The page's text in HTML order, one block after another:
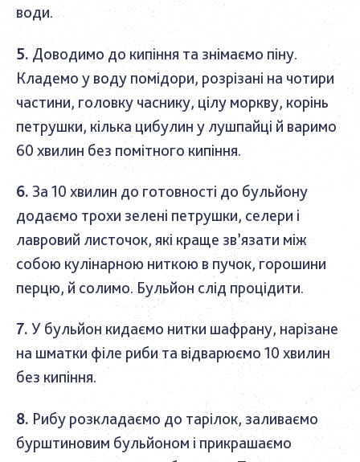
води.
Доводимо до кипіння та знімаємо піну.
Кладемо у воду помідори, розрізані на чотири
частини, головку часнику, цілу моркву, корінь
петрушки, кілька цибулин у лушпайці й варимо
60 хвилин без помітного кипіння.
За 10 хвилин до готовності до бульйону
додаємо трохи зелені петрушки, селери і
лавровий листочок, які краще зв’язати між
собою кулінарною ниткою в пучок, горошини
перцю, й солимо. Бульйон слід процідити.
У бульйон кидаємо нитки шафрану, нарізане
на шматки філе риби та відварюємо 10 хвилин
без кипіння.
Рибу розкладаємо до тарілок, заливаємо
бурштиновим бульйоном і прикрашаємо